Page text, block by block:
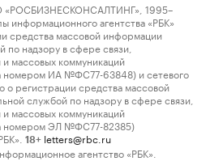
1995–
агентства «РБК»
средства массовой информации
надзору в сфере связи,
массовых коммуникаций
номером ИА №ФС77-63848) и сетевого
о регистрации средства массовой
службой по надзору в сфере связи,
массовых коммуникаций
номером ЭЛ №ФС77-82385)
18+ letters@rbc.ru
агентство «РБК».